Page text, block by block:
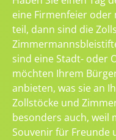
eine Firmenfeier oder
teil, dann sind die
sind eine Stadt- oder
möchten Ihrem
anbieten, was sie an
Zollstöcke und
besonders auch, weil
Souvenir für Freunde